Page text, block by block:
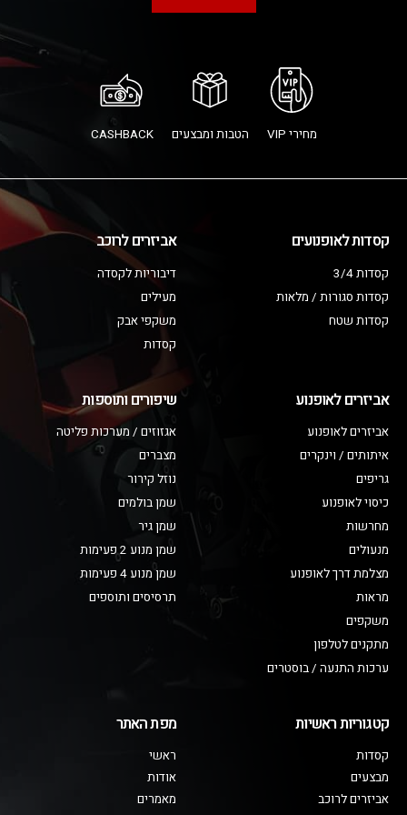
מחירי VIP הטבות ומבצעים CASHBACK
קסדות לאופנועים
קסדות 3/4
קסדות סגורות / מלאות
קסדות שטח
אביזרים לרוכב
דיבוריות לקסדה
מעילים
משקפי אבק
קסדות
אביזרים לאופנוע
אביזרים לאופנוע
איתותים / וינקרים
גריפים
כיסוי לאופנוע
מחרשות
מנעולים
מצלמת דרך לאופנוע
מראות
משקפים
מתקנים לטלפון
ערכות התנעה / בוסטרים
שיפורים ותוספות
אגזוזים / מערכות פליטה
מצברים
נוזל קירור
שמן בולמים
שמן גיר
שמן מנוע 2 פעימות
שמן מנוע 4 פעימות
תרסיסים ותוספים
קטגוריות ראשיות
קסדות
מבצעים
אביזרים לרוכב
מפת האתר
ראשי
אודות
מאמרים